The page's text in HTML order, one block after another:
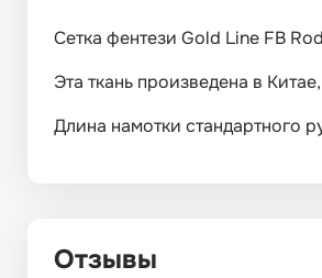
Сетка фентези Gold Line FB
Эта ткань произведена в
Длина намотки стандартного
Отзывы